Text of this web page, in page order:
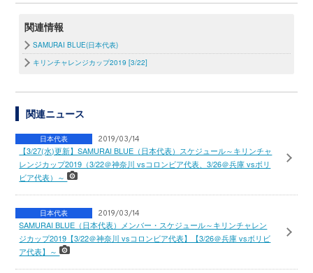
関連情報
SAMURAI BLUE(日本代表)
キリンチャレンジカップ2019 [3/22]
関連ニュース
日本代表 2019/03/14
【3/27(水)更新】SAMURAI BLUE（日本代表）スケジュール～キリンチャ
レンジカップ2019（3/22＠神奈川 vsコロンビア代表、3/26＠兵庫 vsボリ
ビア代表）～
日本代表 2019/03/14
SAMURAI BLUE（日本代表）メンバー・スケジュール～キリンチャレン
ジカップ2019【3/22＠神奈川 vsコロンビア代表】【3/26＠兵庫 vsボリビ
ア代表】～